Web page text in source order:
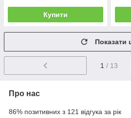
Купити
Показати
1 / 13
Про нас
86% позитивних з 121 відгука за рік